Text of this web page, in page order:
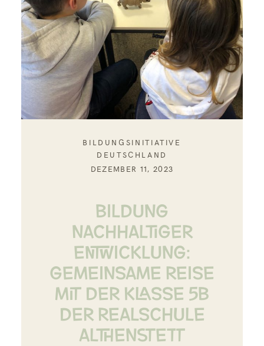
BILDUNGSINITIATIVE
DEUTSCHLAND
DEZEMBER 11, 2023
BILDUNG
NACHHALTIGER
ENTWICKLUNG:
GEMEINSAME REISE
MIT DER KLASSE 5B
DER REALSCHULE
ALTHENSTETT